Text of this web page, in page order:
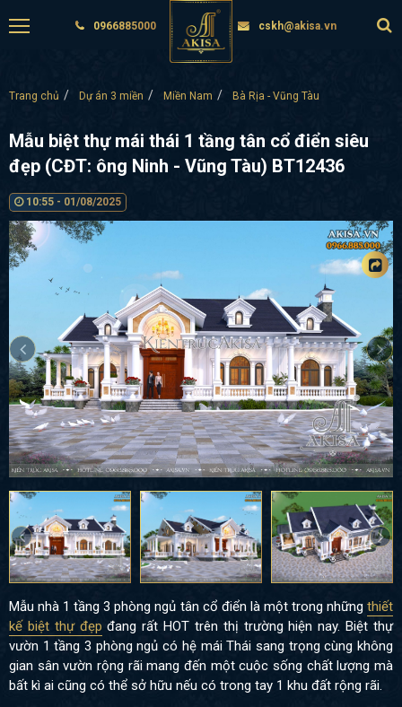
0966885000 cskh@akisa.vn
Trang chủ Dự án 3 miền Miền Nam Bà Rịa - Vũng Tàu
Mẫu biệt thự mái thái 1 tầng tân cổ điển siêu
đẹp (CĐT: ông Ninh - Vũng Tàu) BT12436
10:55 - 01/08/2025
Mẫu nhà 1 tầng 3 phòng ngủ tân cổ điển là một trong những thiết
kế biệt thự đẹp đang rất HOT trên thị trường hiện nay. Biệt thự
vườn 1 tầng 3 phòng ngủ có hệ mái Thái sang trọng cùng không
gian sân vườn rộng rãi mang đến một cuộc sống chất lượng mà
bất kì ai cũng có thể sở hữu nếu có trong tay 1 khu đất rộng rãi.